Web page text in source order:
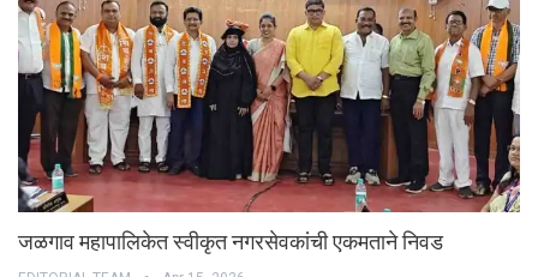
जळगाव महापालिकेत स्वीकृत नगरसेवकांची एकमताने निवड